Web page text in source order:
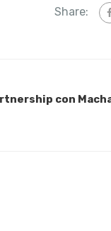
Share:
con